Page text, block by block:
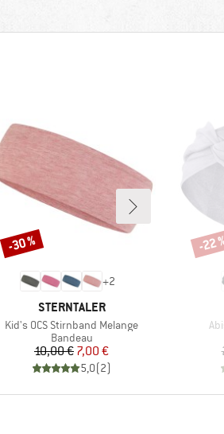
+2
MARQUE
STERNTALER
Article
Kid's OCS Stirnband Melange
Product group
Bandeau
Prix
10,00 €Prix réduit
7,00 €
5,0(2)
Remise
-30 % -22